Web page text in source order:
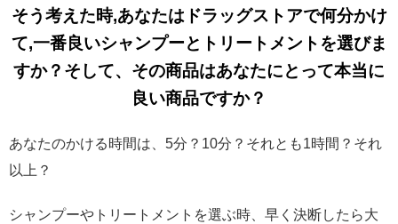
そう考えた時,あなたは ドラッグストアで何分かけ
て,一番良いシャンプーとトリートメントを選びま
すか？そして、その商品はあなたにとって本当に
良い商品ですか？
あなたのかける時間は、5分？10分？それとも1時間？それ
以上？
シャンプーやトリートメントを選ぶ時、早く決断したら大